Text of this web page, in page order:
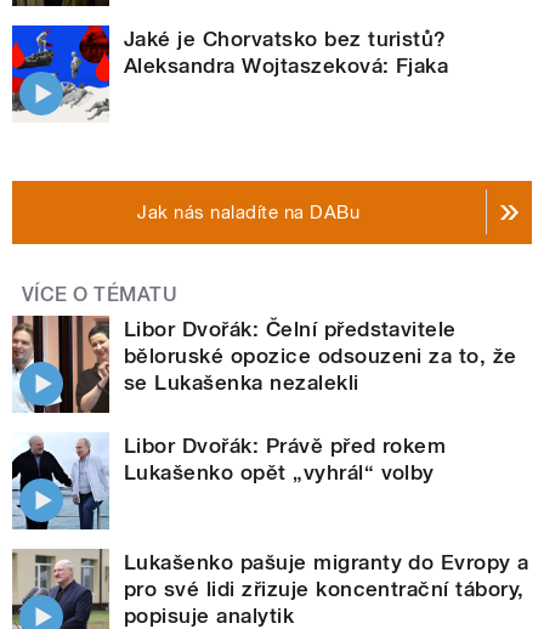
Jaké je Chorvatsko bez turistů?
Aleksandra Wojtaszeková: Fjaka
Jak nás naladíte na DABu
VÍCE O TÉMATU
Libor Dvořák: Čelní představitele
běloruské opozice odsouzeni za to, že
se Lukašenka nezalekli
Libor Dvořák: Právě před rokem
Lukašenko opět „vyhrál“ volby
Lukašenko pašuje migranty do Evropy a
pro své lidi zřizuje koncentrační tábory,
popisuje analytik